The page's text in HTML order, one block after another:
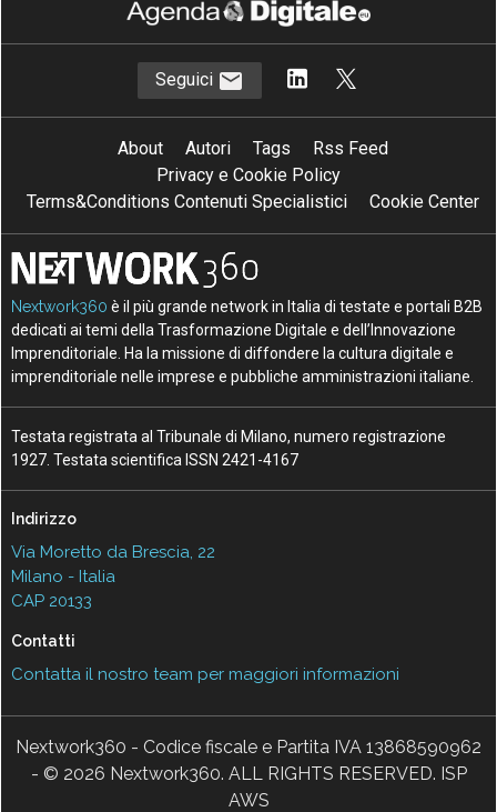
Seguici
About Autori Tags
Rss Feed
Privacy e Cookie Policy
Terms&Conditions Contenuti Specialistici
Cookie Center
Nextwork360 è il più grande network in Italia di testate e portali B2B
dedicati ai temi della Trasformazione Digitale e dell’Innovazione
Imprenditoriale. Ha la missione di diffondere la cultura digitale e
imprenditoriale nelle imprese e pubbliche amministrazioni italiane.
Testata registrata al Tribunale di Milano, numero registrazione
1927. Testata scientifica ISSN 2421-4167
Indirizzo
Via Moretto da Brescia, 22
Milano - Italia
CAP 20133
Contatti
Contatta il nostro team per maggiori informazioni
Nextwork360 - Codice fiscale e Partita IVA 13868590962
- © 2026 Nextwork360. ALL RIGHTS RESERVED. ISP
AWS